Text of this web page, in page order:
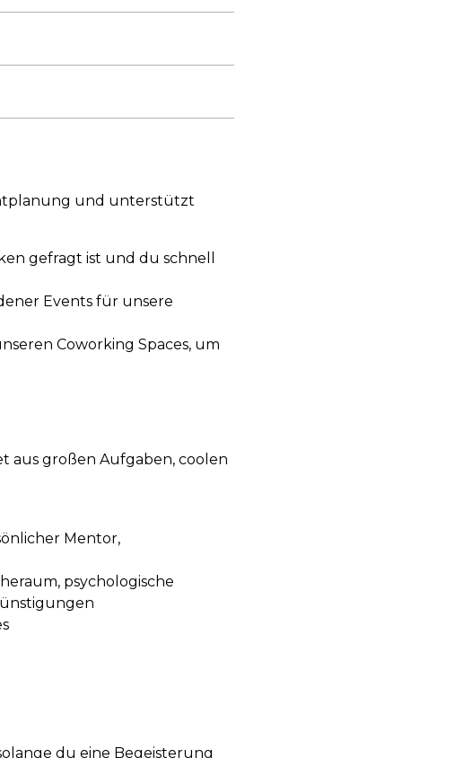
und unterstützt
gefragt ist und du schnell
Events für unsere
Coworking Spaces, um
aus großen Aufgaben, coolen
Mentor,
psychologische
du eine Begeisterung